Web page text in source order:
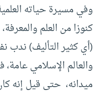
وفي مسيرة حياته
كنوزا من العلم
(أي كثير التأليف) ندب
والعالم الإسلامي
ميدانه، حتى قيل إنه